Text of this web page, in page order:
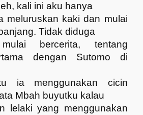
kali ini aku hanya
meluruskan kaki dan mulai
Tidak diduga
bercerita, tentang
dengan Sutomo di
ia menggunakan cicin
Mbah buyutku kalau
lelaki yang menggunakan